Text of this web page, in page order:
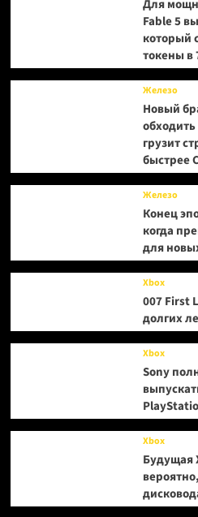
Для
Fable 5
который
токены в
Железо
Новый
грузит
быстрее
Железо
Конец
когда
для
Xbox
007 First
долгих
Xbox
Sony
Xbox
Будущая